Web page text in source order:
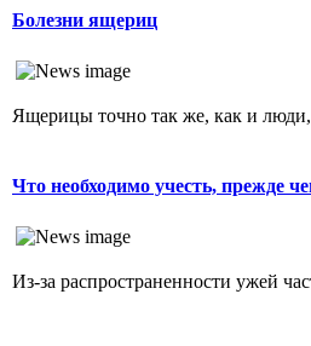
Болезни ящериц
Ящерицы точно так же, как и
Что необходимо учесть, прежде
Из-за распространенности ужей